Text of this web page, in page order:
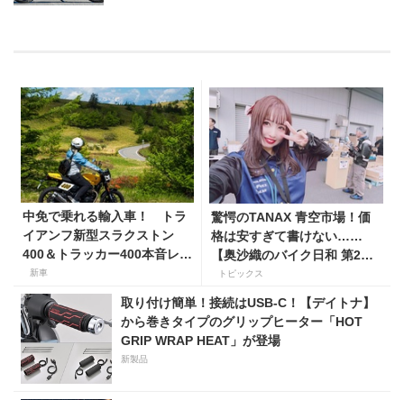
中免で乗れる輸入車！ トラ
イアンフ新型スラクストン
400＆トラッカー400本音レビ
ュー【身長154cmの足着き
は？】
新車
驚愕のTANAX 青空市場！価
格は安すぎて書けない……
【奥沙織のバイク日和 第2
回】
トピックス
取り付け簡単！接続はUSB-C！【デイトナ】
から巻きタイプのグリップヒーター「HOT
GRIP WRAP HEAT」が登場
新製品